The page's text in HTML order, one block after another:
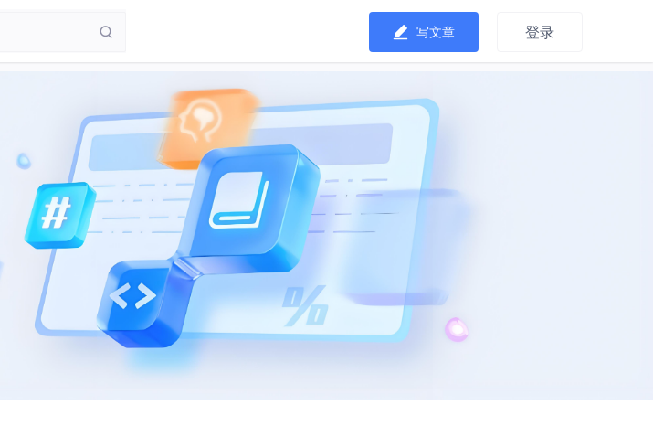
写文章 登录